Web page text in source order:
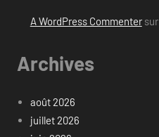
A WordPress Commentersur
Archives
août 2026
juillet 2026